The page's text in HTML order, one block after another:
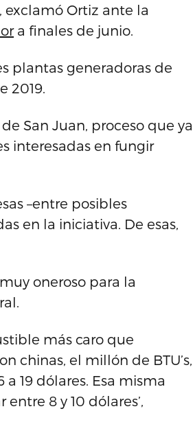
exclamó Ortiz ante la
a finales de junio.
plantas generadoras de
2019.
San Juan, proceso que ya
interesadas en fungir
–entre posibles
en la iniciativa. De esas,
oneroso para la
más caro que
chinas, el millón de BTU’s,
19 dólares. Esa misma
8 y 10 dólares’,